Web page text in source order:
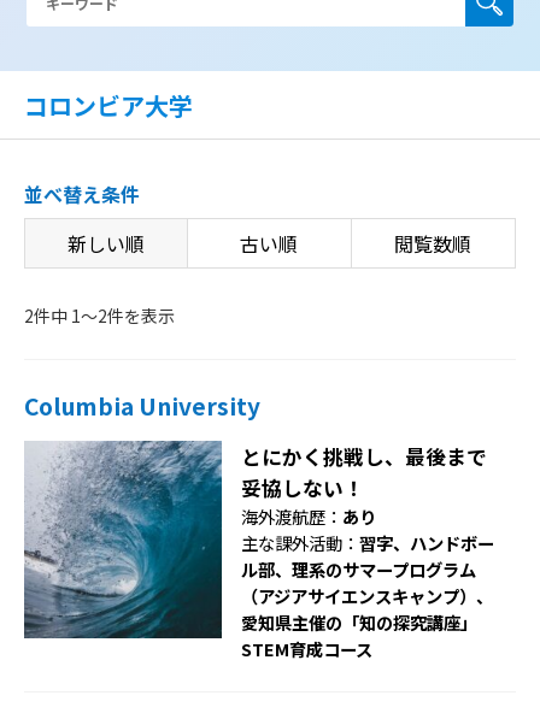
コロンビア大学
並べ替え条件
新しい順
古い順 閲覧数順
2件中 1〜2件を表示
Columbia University
とにかく挑戦し、最後まで
妥協しない！
海外渡航歴： あり
主な課外活動：習字、ハンドボー
ル部、理系のサマープログラム
（アジアサイエンスキャンプ）、
愛知県主催の「知の探究講座」
STEM育成コース